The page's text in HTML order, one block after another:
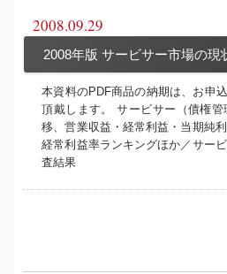
2008.09.29
2008年版 サービサー市場の現
本資料のPDF商品の納期は、お申
頂戴します。 サービサー（債権
移、営業収益・経常利益・当期純
経常利益率ランキングほか／サー
査結果